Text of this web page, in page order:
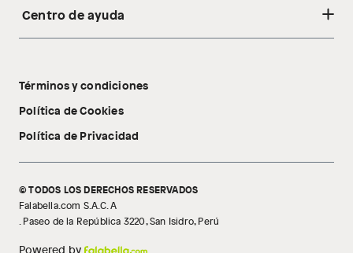
Acerca de nosotros
Tecnología Pillow Walk
Centro de ayuda
Libro de reclamaciones
Términos y condiciones
Política de Cookies
Política de Privacidad
© TODOS LOS DERECHOS RESERVADOS
Falabella.com S.A.C. A
. Paseo de la República 3220, San Isidro, Perú
Powered by